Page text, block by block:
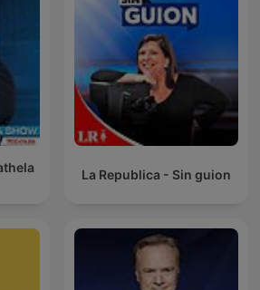
La Republica - Sin guion